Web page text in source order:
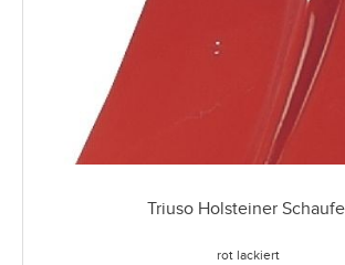
Triuso Holsteiner
rot lackiert